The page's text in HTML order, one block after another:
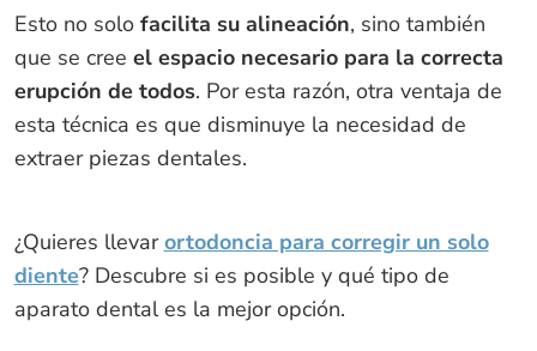
Esto no solofacilita su alineación, sino también
que se cree el espacio necesario para la correcta
erupción de todos. Por esta razón, otra ventaja de
esta técnica es que disminuye la necesidad de
extraer piezas dentales.
¿Quieres llevarortodoncia para corregir un solo
diente? Descubre si es posible y qué tipo de
aparato dental es la mejor opción.